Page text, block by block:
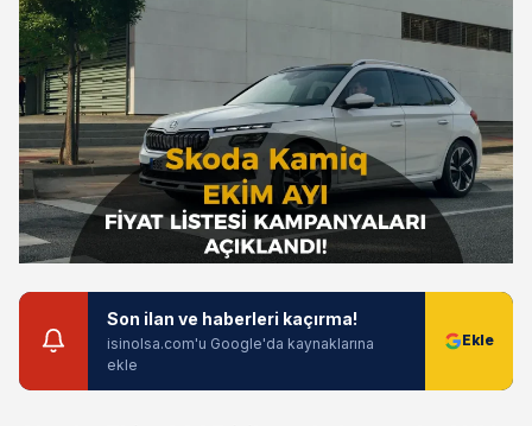
Son ilan ve haberleri kaçırma!
isinolsa.com'u Google'da kaynaklarına
ekle